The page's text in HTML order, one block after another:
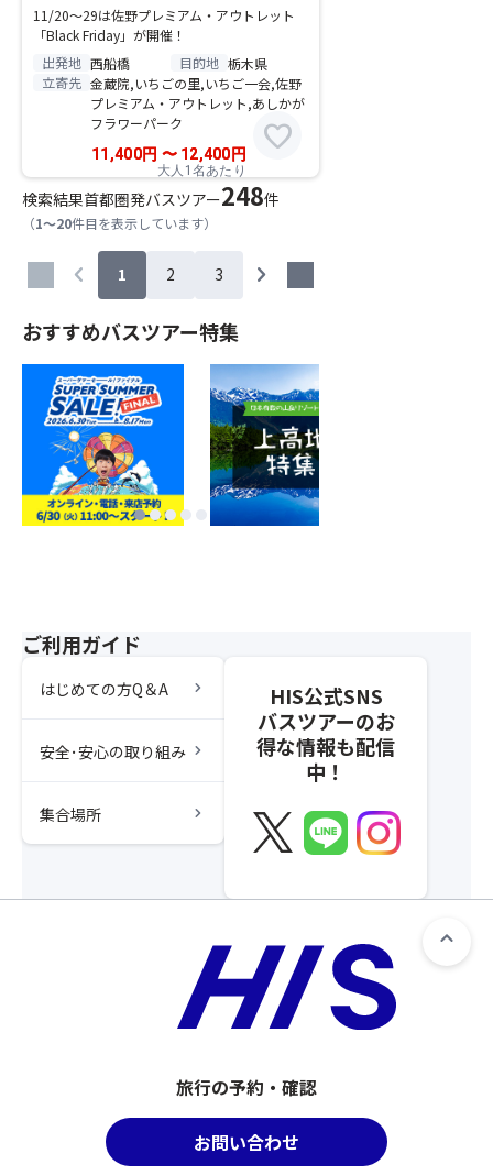
11/20～29は佐野プレミアム・アウトレット
「Black Friday」が開催！
出発地 西船橋 目的地 栃木県
立寄先 金蔵院,いちごの里,いちご一会,佐野
プレミアム・アウトレット,あしかが
フラワーパーク
11,400円 〜12,400 円
大人1名あたり
favorite
検索結果首都圏発バスツアー248件
（1～20件目を表示しています）
chevron_left 1 2 3 chevron_right
おすすめバスツアー特集
ご利用ガイド
はじめての方Q＆A chevron_right
安全･安心の取り組み chevron_right
集合場所 chevron_right
HIS公式SNS
バスツアーのお
得な情報も配信
中！
旅行の予約・確認
お問い合わせ